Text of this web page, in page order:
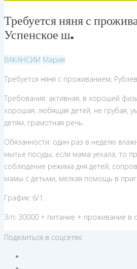
Требуется няня с
Успенское ш.
ВАКАНСИИ Мария
Требуется няня с проживанием,
Требования: активная, в хорошей
хорошая, любящая детей, не грубая,
детям, грамотная речь.
Обязанности: один раз в неделю
мытье посуды, если мама уехала, то
соблюдение режима дня детей,
мамы с детьми, мелкая помощь в
График: 6/1.
З/п: 30000 + питание + проживание в
Поделиться в соцсетях: